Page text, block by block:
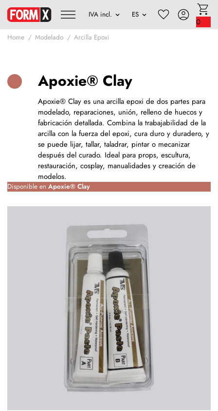
0
Home Modelado Arcilla Epoxi
Apoxie® Clay
Apoxie® Clay es una arcilla epoxi de dos partes para
modelado, reparaciones, unión, relleno de huecos y
fabricación detallada. Combina la trabajabilidad de la
arcilla con la fuerza del epoxi, cura duro y duradero, y
se puede lijar, tallar, taladrar, pintar o mecanizar
después del curado. Ideal para props, escultura,
restauración, cosplay, manualidades y creación de
modelos.
Disponible en Apoxie® Clay